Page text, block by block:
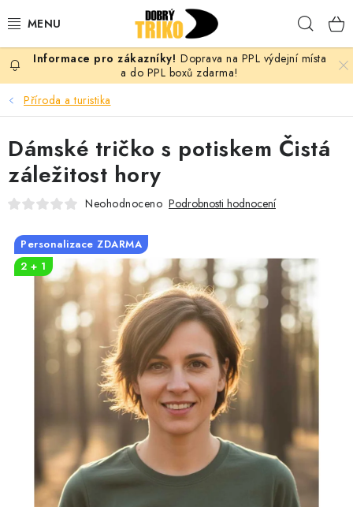
na
PRO ŽENY
PRO MUŽE
PRO DĚTI
PRO PÁRY
VLASTNÍ MOTIV
OKAMŽITĚ K ODBĚRU
MÁM SRDCE POMÁHÁM
Doprava na PPL výdejní místa
a do PPL boxů zdarma!
Příroda a turistika
Dámské tričko s potiskem Čistá
záležitost hory
Neohodnoceno Podrobnosti hodnocení
Personalizace ZDARMA
2 + 1